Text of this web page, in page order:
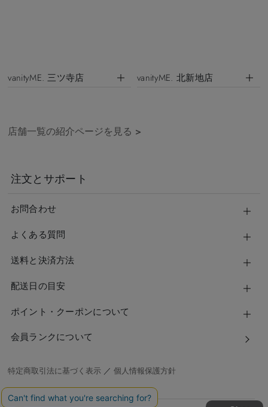
vanityME. 三ツ寺店 vanityME. 北新地店
店舗一覧の紹介ページを見る >
注文とサポート
お問合わせ
よくある質問
送料と決済方法
配送日の目安
ポイント・クーポンについて
会員ランクについて
特定商取引法に基づく表示 ／個人情報保護方針